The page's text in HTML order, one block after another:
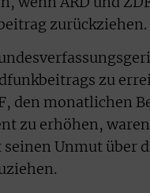
zurückziehen.
zu
den monatlichen
zu erhöhen,
Unmut über